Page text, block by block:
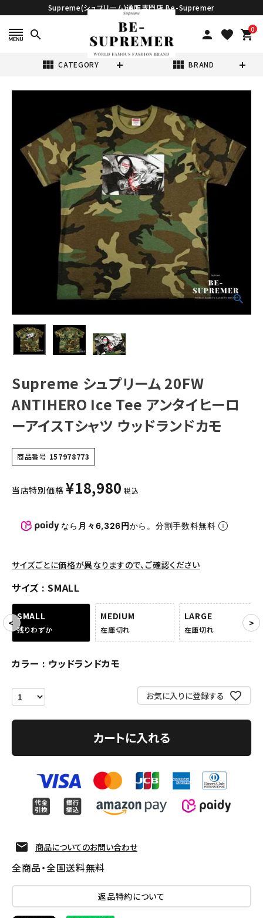
Supreme(シュプリーム)通販専門店 Be-Supremer
search person favorite 0
shopping_cart
view_module CATEGORY view_module BRAND
NEW ITEMS
CATEGORY
Tシャツ・ロングスリーブ
ジャケット・アウター
キャップ・ハット
ニット帽・ビーニー
バックパック・リュック
その他バッグ類
パンツ・ショーツ
SEASON
CONTENTS
ACCOUNT MENU
Follow us
Supreme シュプリーム 20FW
ANTIHERO Ice Tee アンタイヒーロ
ーアイスTシャツ ウッドランドカモ
商品番号 157978773
当店特別価格 ¥18,980 税込
なら 月々6,326円から。分割手数料無料
サイズごとに価格が異なりますので、ご確認ください
サイズ SMALL
SMALL
残りわずか
MEDIUM
在庫切れ
LARGE
在庫切れ
カラー ウッドランドカモ
お気に入りに登録する
カートに入れる
商品についてのお問い合わせ
全商品・全国送料無料
返品特約について